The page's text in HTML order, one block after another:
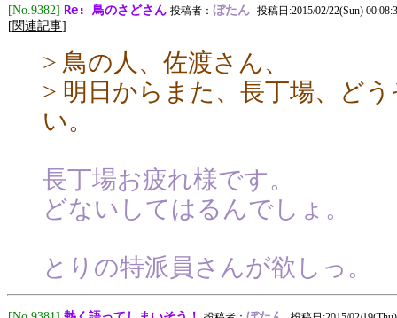
[No.9382] Re: 鳥のさどさん 投稿者： ぼたん 投稿日:2015/02/22(Sun)
[関連記事]
> 鳥の人、佐渡さん、
> 明日からまた、長丁場、ど
い。
長丁場お疲れ様です。
どないしてはるんでしょ。
とりの特派員さんが欲しっ。